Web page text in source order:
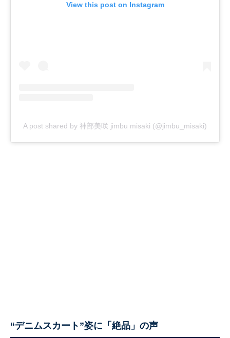
View this post on Instagram
A post shared by 神部美咲 jimbu misaki (@jimbu_misaki)
“デニムスカート”姿に「絶品」の声